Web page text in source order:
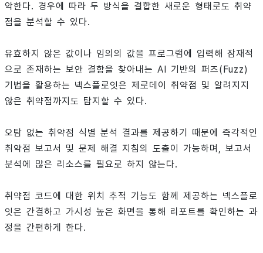
악한다. 경우에 따라 두 방식을 결합한 새로운 형태로도 취약
점을 분석할 수 있다.
유효하지 않은 값이나 임의의 값을 프로그램에 입력해 잠재적
으로 존재하는 보안 결함을 찾아내는 AI 기반의 퍼즈(Fuzz)
기법을 활용하는 넥스플로잇은 제로데이 취약점 및 알려지지
않은 취약점까지도 탐지할 수 있다.
오탐 없는 취약점 식별 분석 결과를 제공하기 때문에 즉각적인
취약점 보고서 및 문제 해결 지침의 도출이 가능하며, 보고서
분석에 많은 리소스를 필요로 하지 않는다.
취약점 코드에 대한 위치 추적 기능도 함께 제공하는 넥스플로
잇은 간결하고 가시성 높은 화면을 통해 리포트를 확인하는 과
정을 간편하게 한다.